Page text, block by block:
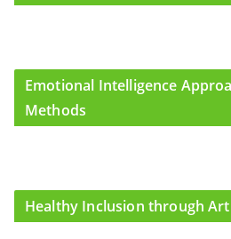
Emotional Intelligence
Methods
Healthy Inclusion through Art